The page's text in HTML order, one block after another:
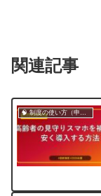
関連記事